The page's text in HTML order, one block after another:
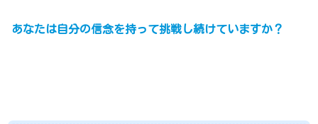
あなたは自分の信念を持って挑戦し続けていますか？